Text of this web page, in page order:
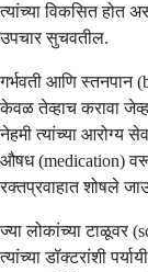
त्यांच्या विकसित होत
उपचार सुचवतील.
गर्भवती आणि स्तनपान
केवळ तेव्हाच करावा
नेहमी त्यांच्या आरोग्य
औषध (medication)
रक्तप्रवाहात शोषले
ज्या लोकांच्या टाळूवर
त्यांच्या डॉक्टरांशी